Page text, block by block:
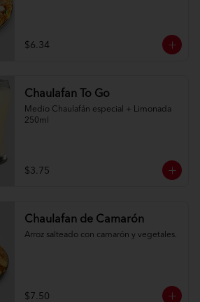
$6.34
Chaulafan To Go
Medio Chaulafán especial + Limonada
250ml
$3.75
Chaulafan de Camarón
Arroz salteado con camarón y vegetales.
$7.50